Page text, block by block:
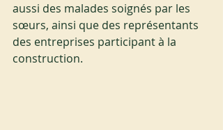
aussi des malades soignés par les
sœurs, ainsi que des représentants
des entreprises participant à la
construction.